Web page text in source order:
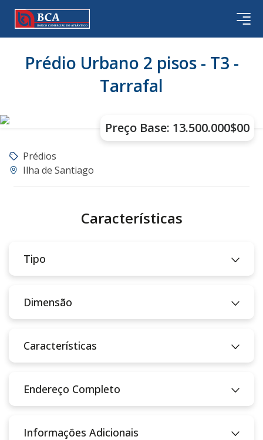
Prédio Urbano 2 pisos - T3 -
Tarrafal
Preço Base: 13.500.000$00
Prédios
Ilha de Santiago
Características
Tipo
Dimensão
Características
Endereço Completo
Informações Adicionais